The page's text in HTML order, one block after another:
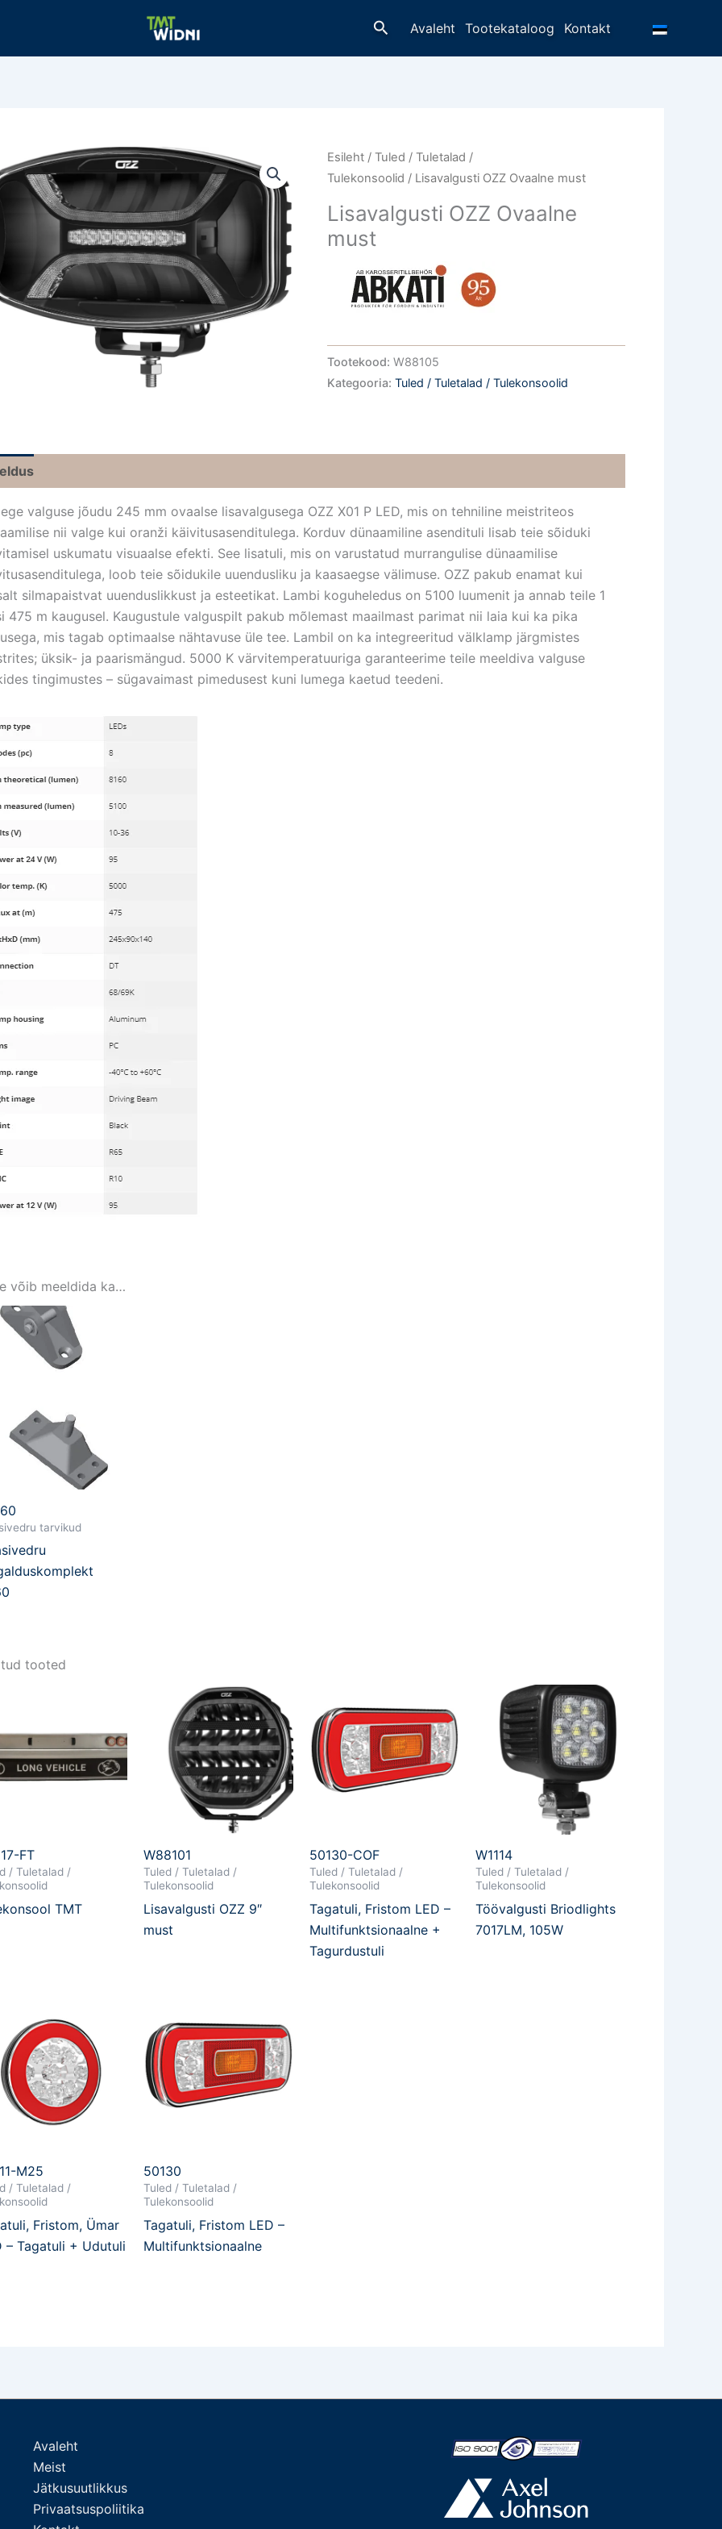
OtsingAvaleht Tootekataloog Kontakt
Esileht /Tuled / Tuletalad /
Tulekonsoolid / Lisavalgusti OZZ Ovaalne must
Lisavalgusti OZZ Ovaalne
must
Tootekood:W88105
Kategooria:Tuled / Tuletalad / Tulekonsoolid
valguse jõudu 245 mm ovaalse lisavalgusega OZZ X01 P LED, mis on tehniline meistriteos
nii valge kui oranži käivitusasenditulega. Korduv dünaamiline asendituli lisab teie sõiduki
uskumatu visuaalse efekti. See lisatuli, mis on varustatud murrangulise dünaamilise
loob teie sõidukile uuendusliku ja kaasaegse välimuse. OZZ pakub enamat kui
silmapaistvat uuenduslikkust ja esteetikat. Lambi koguheledus on 5100 luumenit ja annab teile 1
475 m kaugusel. Kaugustule valguspilt pakub mõlemast maailmast parimat nii laia kui ka pika
mis tagab optimaalse nähtavuse üle tee. Lambil on ka integreeritud välklamp järgmistes
üksik- ja paarismängud. 5000 K värvitemperatuuriga garanteerime teile meeldiva valguse
tingimustes – sügavaimast pimedusest kuni lumega kaetud teedeni.
võib meeldida ka…
tarvikud
tooted
FT
/ Tuletalad /
TMT
W88101
Tuled / Tuletalad /
Tulekonsoolid
Lisavalgusti OZZ 9″
must
50130-COF
Tuled / Tuletalad /
Tulekonsoolid
Tagatuli, Fristom LED –
Multifunktsionaalne +
Tagurdustuli
W1114
Tuled / Tuletalad /
Tulekonsoolid
Töövalgusti Briodlights
7017LM, 105W
M25
/ Tuletalad /
Fristom, Ümar
– Tagatuli + Udutuli
50130
Tuled / Tuletalad /
Tulekonsoolid
Tagatuli, Fristom LED –
Multifunktsionaalne
Avaleht
Meist
Jätkusuutlikkus
Privaatsuspoliitika